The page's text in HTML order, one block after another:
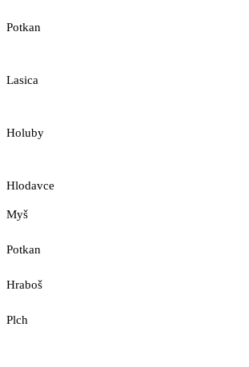
Potkan
Lasica
Holuby
Hlodavce
Myš
Potkan
Hraboš
Plch